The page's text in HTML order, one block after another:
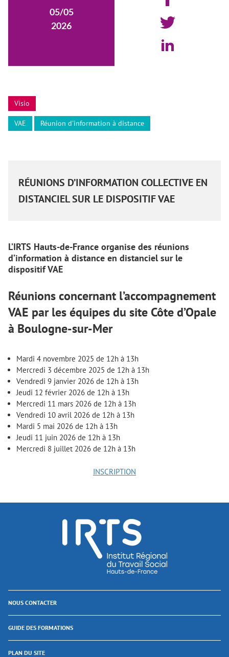
05/05
2026
Visio
VAE Réunion d'information à distance
RÉUNIONS D’INFORMATION COLLECTIVE EN
DISTANCIEL SUR LE DISPOSITIF VAE
L’IRTS Hauts-de-France organise des réunions
d’information à distance en distanciel sur le
dispositif VAE
Réunions concernant l’accompagnement
VAE par les équipes du site Côte d’Opale
à Boulogne-sur-Mer
Mardi 4 novembre 2025 de 12h à 13h
Mercredi 3 décembre 2025 de 12h à 13h
Vendredi 9 janvier 2026 de 12h à 13h
Jeudi 12 février 2026 de 12h à 13h
Mercredi 11 mars 2026 de 12h à 13h
Vendredi 10 avril 2026 de 12h à 13h
Mardi 5 mai 2026 de 12h à 13h
Jeudi 11 juin 2026 de 12h à 13h
Mercredi 8 juillet 2026 de 12h à 13h
INSCRIPTION
NOUS CONTACTER
GUIDE DES FORMATIONS
PLAN DU SITE